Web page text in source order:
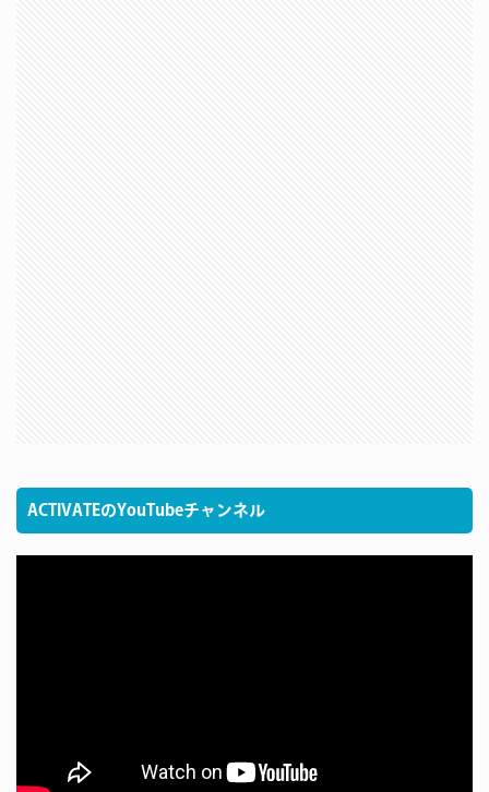
ACTIVATEのYouTubeチャンネル